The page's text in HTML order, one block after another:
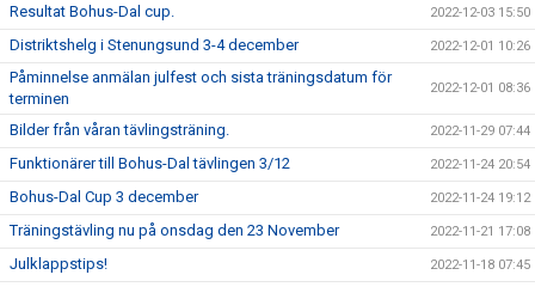
Resultat Bohus-Dal cup. 2022-12-03 15:50
Distriktshelg i Stenungsund 3-4 december 2022-12-01 10:26
Påminnelse anmälan julfest och sista träningsdatum för
terminen
2022-12-01 08:36
Bilder från våran tävlingsträning. 2022-11-29 07:44
Funktionärer till Bohus-Dal tävlingen 3/12 2022-11-24 20:54
Bohus-Dal Cup 3 december 2022-11-24 19:12
Träningstävling nu på onsdag den 23 November 2022-11-21 17:08
Julklappstips! 2022-11-18 07:45